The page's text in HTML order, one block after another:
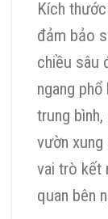
Kích
đảm bảo
chiều sâu
ngang
trung
vườn xung
vai trò kết
quan bên